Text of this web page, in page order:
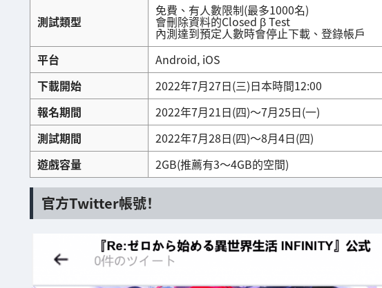
測試類型
免費、有人數限制(最多1000名)
會刪除資料的Closed β Test
內測達到預定人數時會停止下載、登錄帳戶
平台
Android, iOS
下載開始
2022年7月27日(三)日本時間12:00
報名期間
2022年7月21日(四)～7月25日(一)
測試期間
2022年7月28日(四)～8月4日(四)
遊戲容量
2GB(推薦有3～4GB的空間)
官方Twitter帳號！